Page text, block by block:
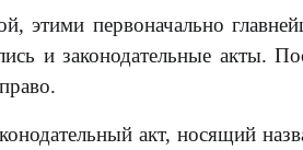
этими первоначально
и законодательные акты.
акт, носящий